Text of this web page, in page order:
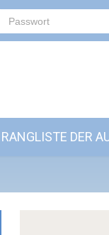
RANGLISTE DER